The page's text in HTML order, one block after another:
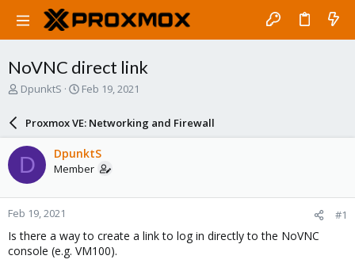
NoVNC direct link
T
a
d
s
t
a
r
t
e
r
DpunktS
S
a
r
d
a
e
Feb 19, 2021
Proxmox VE: Networking and Firewall
D DpunktS
Member
Feb 19, 2021 #1
Is there a way to create a link to log in directly to the NoVNC
console (e.g. VM100).